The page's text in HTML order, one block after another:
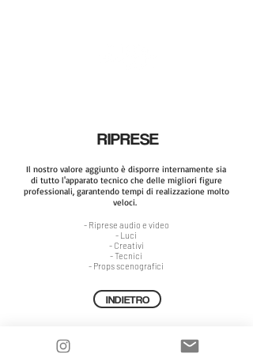
RIPRESE
Il nostro valore aggiunto è disporre internamente sia
di tutto l'apparato tecnico che delle migliori figure
professionali, garantendo tempi di realizzazione molto
veloci.
- Riprese audio e video
- Luci
- Creativi
- Tecnici
- Props scenografici
INDIETRO